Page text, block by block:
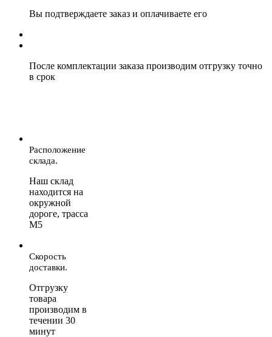
Вы подтверждаете заказ и оплачиваете его
После комплектации заказа производим отгрузку точно
в срок
Расположение
склада.
Наш склад
находится на
окружной
дороге, трасса
М5
Скорость
доставки.
Отгрузку
товара
производим в
течении 30
минут